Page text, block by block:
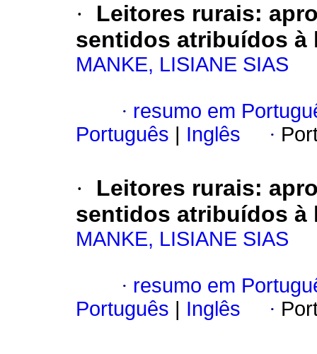
·
Leitores rurais:
sentidos atribuídos à
MANKE, LISIANE SIAS
· resumo em
Português
Inglês ·
·
Leitores rurais:
sentidos atribuídos à
MANKE, LISIANE SIAS
· resumo em
Português
Inglês ·